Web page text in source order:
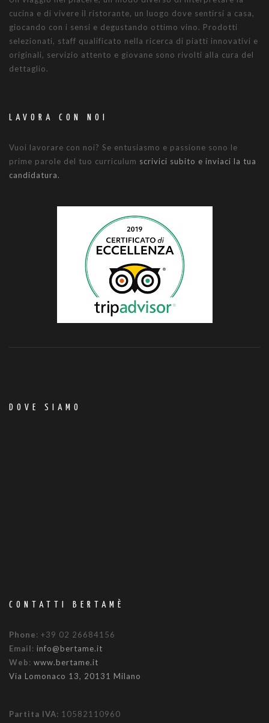
cucina e di vivere il ristorante, un luogo dove sentirsi a casa,
giocando con i sensi e degustando ottimo vino. Prodotti
selezionati, staff qualificato nella ricerca di piatti innovativi e
originali, servizio attento e giovane sono rivolti alla cura del
dettaglio.
LAVORA CON NOI
Vuoi lavorare con noi? Se entusiasmo e passione sono le
prime parole del tuo curriculum scrivici subito e inviaci la tua
candidatura.
DOVE SIAMO
CONTATTI BERTAMÈ
Phone: +39 02 26684156
Email: info@bertame.it
Web: www.bertame.it
Via Lomonaco 13, 20131 Milano
Partita IVA: 10582110960